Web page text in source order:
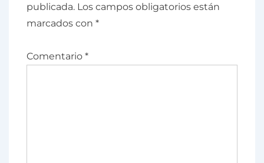
publicada. Los campos obligatorios están
marcados con *
Comentario *